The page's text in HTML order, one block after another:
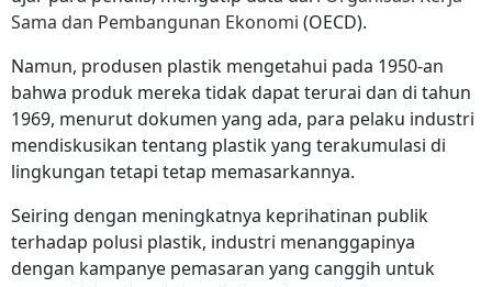
Sama dan Pembangunan Ekonomi (OECD).
Namun, produsen plastik mengetahui pada 1950-an
bahwa produk mereka tidak dapat terurai dan di tahun
1969, menurut dokumen yang ada, para pelaku industri
mendiskusikan tentang plastik yang terakumulasi di
lingkungan tetapi tetap memasarkannya.
Seiring dengan meningkatnya keprihatinan publik
terhadap polusi plastik, industri menanggapinya
dengan kampanye pemasaran yang canggih untuk